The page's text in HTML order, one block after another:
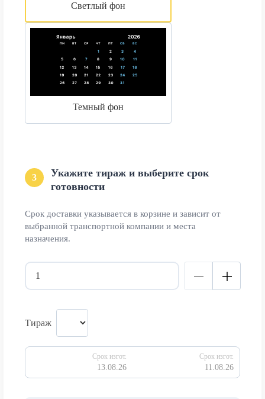
Светлый фон
Темный фон
3
Укажите тираж и выберите срок
готовности
Срок доставки указывается в корзине и зависит от
выбранной транспортной компании и места
назначения.
Тираж
Срок изгот.
13.08.26
Срок изгот.
11.08.26